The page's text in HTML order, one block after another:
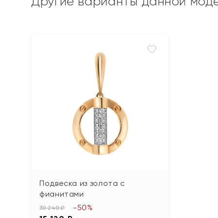
Подвеска из золота с
фианитами
30 240 ₽ -50%